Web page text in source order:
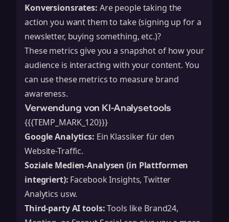
Konversionsrates: Are people taking the
action you want them to take (signing up for a
newsletter, buying something, etc.)?
These metrics give you a snapshot of how your
audience is interacting with your content. You
can use these metrics to measure brand
awareness.
Verwendung von KI-Analysetools
{{{TEMP_MARK_120}}}
Google Analytics: Ein Klassiker für den
Website-Traffic.
Soziale Medien-Analysen (in Plattformen
integriert): Facebook Insights, Twitter
Analytics usw.
Third-party AI tools:Tools like Brand24,